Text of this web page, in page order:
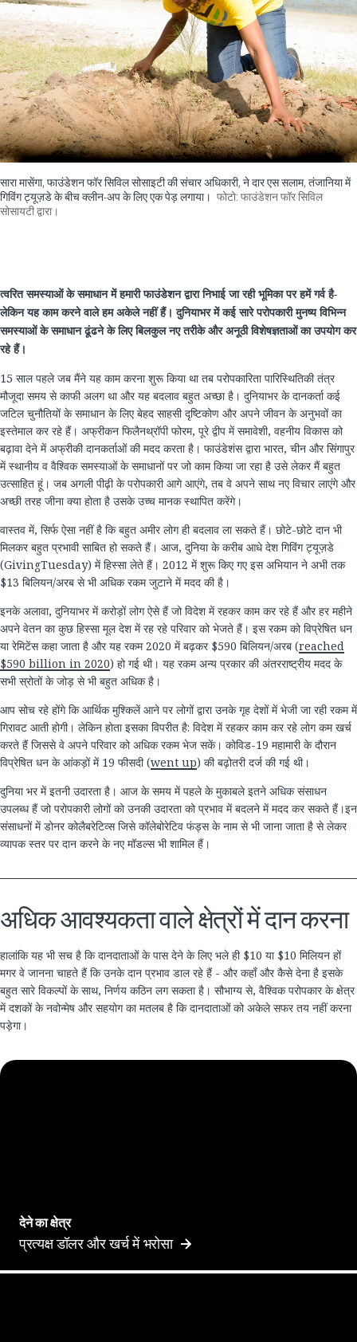
सारा मासेंगा, फाउंडेशन फॉर सिविल सोसाइटी की संचार अधिकारी, ने दार एस सलाम, तंजानिया में
गिविंग ट्यूज़डे के बीच क्लीन-अप के लिए एक पेड़ लगाया। फोटो: फाउंडेशन फॉर सिविल
सोसायटी द्वारा।
त्वरित समस्याओं के समाधान में हमारी फाउंडेशन द्वारा निभाई जा रही भूमिका पर हमें गर्व है-
लेकिन यह काम करने वाले हम अकेले नहीं हैं। दुनियाभर में कई सारे परोपकारी मुनष्य विभिन्न
समस्याओं के समाधान ढूंढने के लिए बिलकुल नए तरीके और अनूठी विशेषज्ञताओं का उपयोग कर
रहे हैं।
15 साल पहले जब मैंने यह काम करना शुरू किया था तब परोपकारिता पारिस्थितिकी तंत्र
मौजूदा समय से काफी अलग था और यह बदलाव बहुत अच्छा है। दुनियाभर के दानकर्ता कई
जटिल चुनौतियों के समाधान के लिए बेहद साहसी दृष्टिकोण और अपने जीवन के अनुभवों का
इस्तेमाल कर रहे हैं। अफ्रीकन फिलैनथ्रॉपी फोरम, पूरे द्वीप में समावेशी, वहनीय विकास को
बढ़ावा देने में अफ्रीकी दानकर्ताओं की मदद करता है। फाउंडेशंस द्वारा भारत, चीन और सिंगापुर
में स्थानीय व वैश्विक समस्याओं के समाधानों पर जो काम किया जा रहा है उसे लेकर मैं बहुत
उत्साहित हूं। जब अगली पीढ़ी के परोपकारी आगे आएंगे, तब वे अपने साथ नए विचार लाएंगे और
अच्छी तरह जीना क्या होता है उसके उच्च मानक स्थापित करेंगे।
​​वास्तव​ ​में​, ​सिर्फ​ ​ऐसा​ ​नहीं​ ​है​ ​कि​ ​बहुत​ ​अमीर​ ​लोग​ ​ही​ ​बदलाव​ ​ला​ ​सकते​ ​हैं।​ ​छोटे​-​छोटे​ ​दान​ ​भी​ ​
मिलकर​ ​बहुत​ ​प्रभावी​ ​साबित​ ​हो​ ​सकते​ ​हैं।​ ​आज​, ​दुनिया​ ​के​ ​करीब​ ​आधे​ ​देश​ ​गिविंग​ ​ट्यूज़डे​
(GivingTuesday) ​में​ ​हिस्सा​ ​लेते​ ​हैं।​ 2012 ​में​ ​शुरू​ ​किए​ ​गए​ ​इस​ ​अभियान​ ​ने​ ​अभी​ ​तक​
$13 ​बिलियन​/​अरब​ ​से​ ​भी​ ​अधिक​ ​रकम​ ​जुटाने​ ​में​ ​मदद​ ​की​ ​है।​
​इनके​ ​अलावा​, ​दुनियाभर​ ​में​ ​करोड़ों​ ​लोग​ ​ऐसे​ ​हैं​ ​जो​ ​विदेश​ ​में​ ​रहकर​ ​काम​ ​कर​ ​रहे​ ​हैं​ ​और​ ​हर​ ​महीने​ ​
अपने​ ​वेतन​ ​का​ ​कुछ​ ​हिस्सा​ ​मूल​ ​देश​ ​में​ ​रह​ ​रहे​ ​​परिवार​ ​को​ ​भेजते​ ​हैं।​ ​इस​ ​रकम​ ​को​ ​विप्रेषित​ ​धन​ ​
या​ ​रेमिटेंस​ ​कहा​ ​जाता​ ​है​ ​और​ ​यह​ ​रकम​ 2020 ​में​ ​बढ़कर​ $590 ​बिलियन​/​अरब​ (reached
$590 billion in 2020) ​हो​ ​गई​ ​थी।​ ​यह​ ​रकम​ ​अन्य​ ​प्रकार​ ​की​ ​अंतरराष्ट्रीय​ ​मदद​ ​के​ ​
सभी​ ​स्रोतों​ ​के​ ​जोड़​ ​से​ ​भी​ ​बहुत​ ​अधिक​ ​है।​
आप​ ​सोच​ ​रहे​ ​होंगे​ ​कि​ ​आर्थिक​ ​मुश्किलें​ ​आने​ ​पर​ ​लोगों​ ​द्वारा​ ​उनके​ ​गृह​ ​देशों​ ​में​ ​भेजी​ ​जा​ ​रही​ ​रकम​ ​में​
​गिरावट​ ​आती​ ​होगी।​ ​लेकिन​ ​होता​ ​इसका​ ​विपरीत​ ​है​: ​विदेश​ ​में​ ​रहकर​ ​काम​ ​कर​ ​रहे​ ​लोग​ ​कम​ ​खर्च​ ​
करते​ ​हैं​ ​जिससे​ ​वे​ ​अपने​ ​परिवार​ ​को​ ​अधिक​ ​रकम​ ​भेज​ ​सकें।​ ​कोविड​-19 ​महामारी​ ​के​ ​​दौरान​ ​
विप्रेषित​ ​धन​ ​के​ ​आंकड़ों​ ​में​ 19 ​फीसदी​ (went up) ​की​ ​बढ़ोतरी​ ​दर्ज​ ​की​ ​गई​ ​थी।​
दुनिया भर में इतनी उदारता है। आज के समय में पहले के मुकाबले इतने अधिक संसाधन
उपलब्ध हैं जो परोपकारी लोगों को उनकी उदारता को प्रभाव में बदलने में मदद कर सकते हैं।​इन​
​संसाधनों​ ​में​ ​डोनर​ ​कोलैबरेटिव्स​ ​जिसे​ ​कॉलेबोरेटिव​ ​फंड्स​ ​के​ ​नाम​ ​से​ ​भी​ ​जाना​ ​जाता​ ​है​ ​से​ ​लेकर​ ​
व्यापक​ ​स्तर​ ​पर​ ​दान​ ​करने​ ​के​ ​नए​ ​मॉडल्स​ ​भी​ ​शामिल​ ​हैं।​
अधिक आवश्यकता वाले क्षेत्रों में दान करना
हालांकि यह भी सच है कि दानदाताओं के पास देने के लिए भले ही $10 या $10 मिलियन हों
मगर वे जानना चाहते हैं कि उनके दान प्रभाव डाल रहे हैं - और कहाँ और कैसे देना है इसके
बहुत सारे विकल्पों के साथ, निर्णय कठिन लग सकता है। सौभाग्य से, वैश्विक परोपकार के क्षेत्र
में दशकों के नवोन्‍मेष और सहयोग का मतलब है कि दानदाताओं को अकेले सफर तय नहीं करना
पड़ेगा।
देने का क्षेत्र
प्रत्यक्ष डॉलर और खर्च में भरोसा